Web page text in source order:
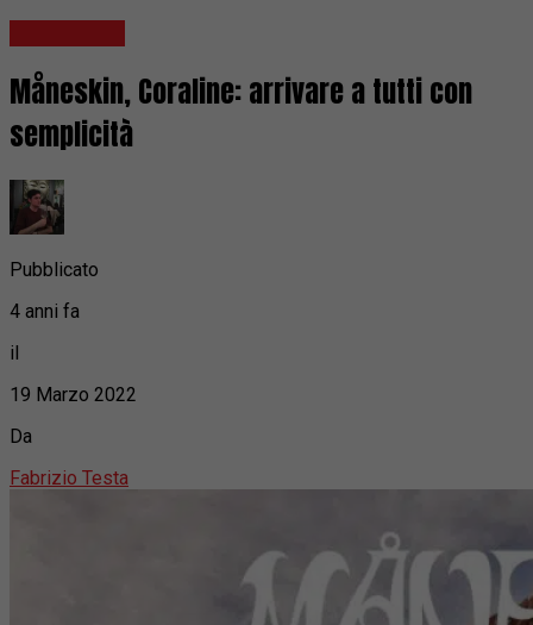
Måneskin, Coraline: arrivare a tutti con
semplicità
Pubblicato
4 anni fa
il
19 Marzo 2022
Da
Fabrizio Testa